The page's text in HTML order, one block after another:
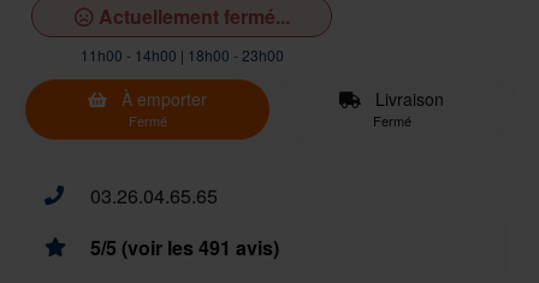
Actuellement fermé...
11h00 - 14h00 | 18h00 - 23h00
À emporter
Fermé
Livraison
Fermé
03.26.04.65.65
5/5 (voir les 491 avis)